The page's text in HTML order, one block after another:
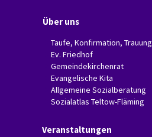
Über uns
Taufe, Konfirmation, Trauung
Ev. Friedhof
Gemeindekirchenrat
Evangelische Kita
Allgemeine Sozialberatung
Sozialatlas Teltow-Fläming
Veranstaltungen